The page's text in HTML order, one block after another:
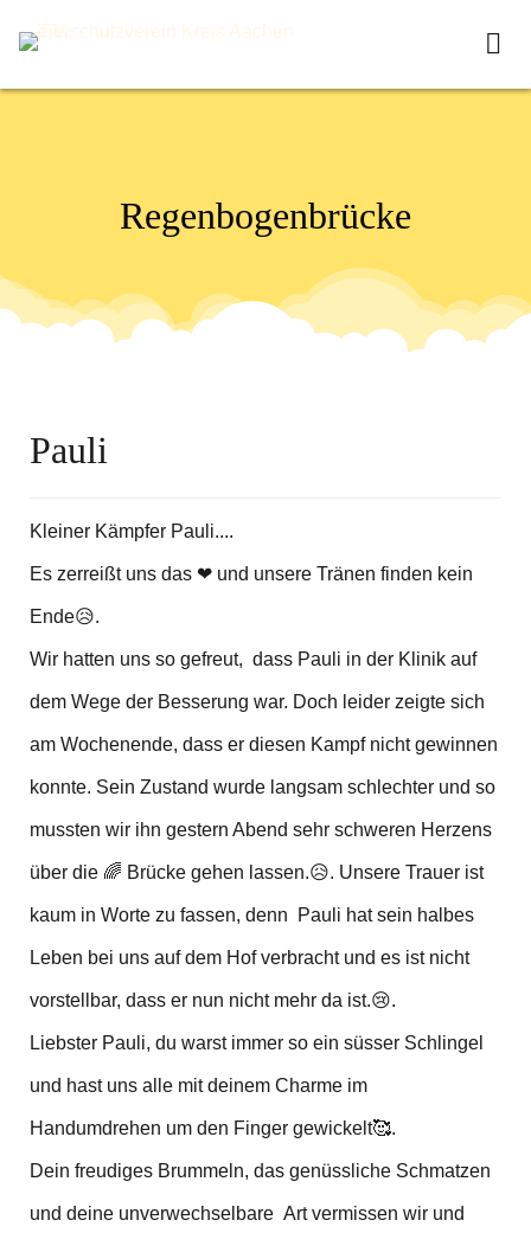
Regenbogenbrücke
Pauli
Kleiner Kämpfer Pauli....
Es zerreißt uns das ❤ und unsere Tränen finden kein
Ende😥.
Wir hatten uns so gefreut, dass Pauli in der Klinik auf
dem Wege der Besserung war. Doch leider zeigte sich
am Wochenende, dass er diesen Kampf nicht gewinnen
konnte. Sein Zustand wurde langsam schlechter und so
mussten wir ihn gestern Abend sehr schweren Herzens
über die 🌈 Brücke gehen lassen.😥. Unsere Trauer ist
kaum in Worte zu fassen, denn Pauli hat sein halbes
Leben bei uns auf dem Hof verbracht und es ist nicht
vorstellbar, dass er nun nicht mehr da ist.😢.
Liebster Pauli, du warst immer so ein süsser Schlingel
und hast uns alle mit deinem Charme im
Handumdrehen um den Finger gewickelt🥰.
Dein freudiges Brummeln, das genüssliche Schmatzen
und deine unverwechselbare Art vermissen wir und